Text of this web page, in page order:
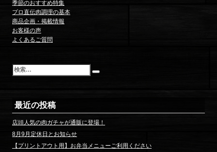
季節のおすすめ特集
プロ直伝肉調理の基本
商品企画・掲載情報
お客様の声
よくあるご質問
最近の投稿
店頭人気の肉ガチャが通販に登場！
8月9月定休日とお知らせ
【プリントアウト用】お弁当メニューご利用ください